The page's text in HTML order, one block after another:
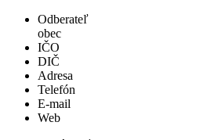
Odberateľ
obec
IČO
DIČ
Adresa
Telefón
E-mail
Web